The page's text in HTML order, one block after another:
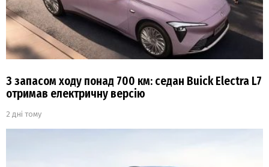
З запасом ходу понад 700 км: седан Buick Electra L7
отримав електричну версію
2 дні тому